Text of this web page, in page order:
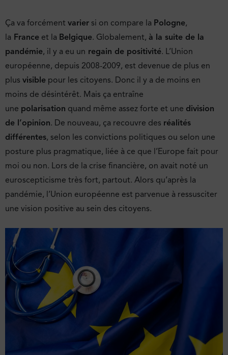
Ça va forcément varier si on compare la Pologne,
la France et la Belgique. Globalement, à la suite de la
pandémie, il y a eu un regain de positivité. L’Union
européenne, depuis 2008-2009, est devenue de plus en
plus visible pour les citoyens. Donc il y a de moins en
moins de désintérêt. Mais ça entraîne
une polarisation quand même assez forte et une division
de l’opinion. De nouveau, ça recouvre des réalités
différentes, selon les convictions politiques ou selon une
posture plus pragmatique, liée à ce que l’Europe fait pour
moi ou non. Lors de la crise financière, on avait noté un
euroscepticisme très fort, partout. Alors qu’après la
pandémie, l’Union européenne est parvenue à ressusciter
une vision positive au sein des citoyens.